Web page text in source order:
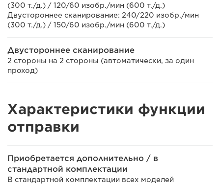
(300 т./д.) / 120/60 изобр./мин (600 т./д.)
Двустороннее сканирование: 240/220 изобр./мин
(300 т./д.) / 150/60 изобр./мин (600 т./д.)
Двустороннее сканирование
2 стороны на 2 стороны (автоматически, за один
проход)
Характеристики функции
отправки
Приобретается дополнительно / в
стандартной комплектации
В стандартной комплектации всех моделей